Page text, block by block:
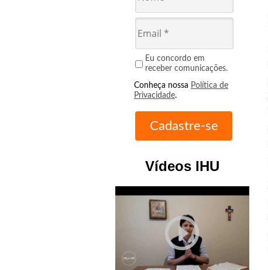
Eu concordo em
receber comunicações.
Conheça nossa Política de
Privacidade.
Vídeos IHU
play_circle_outline